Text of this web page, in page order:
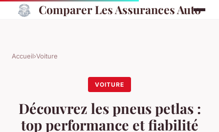
Comparer Les Assurances Auto
Accueil›Voiture
VOITURE
Découvrez les pneus petlas :
top performance et fiabilité